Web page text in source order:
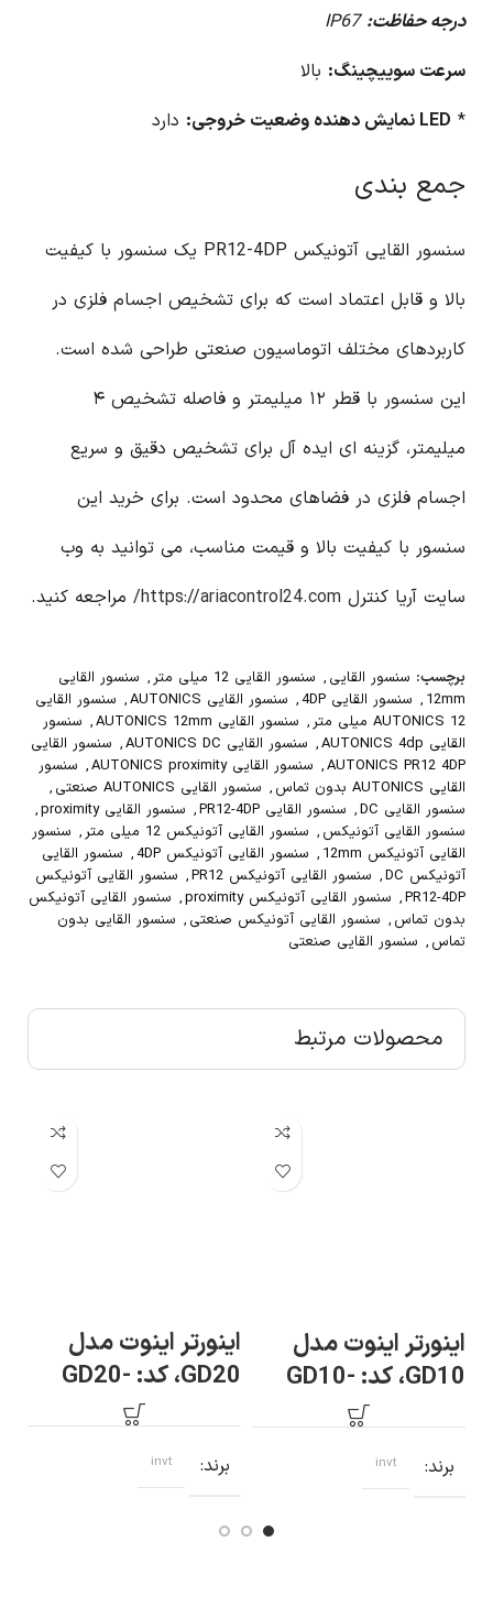
درجه حفاظت: IP67
سرعت سوییچینگ: بالا
* LED نمایش دهنده وضعیت خروجی: دارد
جمع بندی
سنسور القایی آتونیکس PR12-4DP یک سنسور با کیفیت
بالا و قابل اعتماد است که برای تشخیص اجسام فلزی در
کاربردهای مختلف اتوماسیون صنعتی طراحی شده است.
این سنسور با قطر ۱۲ میلیمتر و فاصله تشخیص ۴
میلیمتر، گزینه ای ایده آل برای تشخیص دقیق و سریع
اجسام فلزی در فضاهای محدود است. برای خرید این
سنسور با کیفیت بالا و قیمت مناسب، می توانید به وب
سایت آریا کنترل https://ariacontrol24.com/ مراجعه کنید.
برچسب: سنسور القایی , سنسور القایی 12 میلی متر , سنسور القایی
12mm
, سنسور القایی 4DP , سنسور القایی AUTONICS , سنسور القایی
AUTONICS 12 میلی متر
, سنسور القایی AUTONICS 12mm , سنسور
القایی AUTONICS 4dp
, سنسور القایی AUTONICS DC , سنسور القایی
AUTONICS PR12 4DP
, سنسور القایی AUTONICS proximity , سنسور
القایی AUTONICS بدون تماس
, سنسور القایی AUTONICS صنعتی
,
سنسور القایی DC
, سنسور القایی PR12-4DP , سنسور القایی proximity
,
سنسور القایی آتونیکس , سنسور القایی آتونیکس 12 میلی متر , سنسور
القایی آتونیکس 12mm
, سنسور القایی آتونیکس 4DP , سنسور القایی
آتونیکس DC
, سنسور القایی آتونیکس PR12 , سنسور القایی آتونیکس
PR12-4DP
, سنسور القایی آتونیکس proximity , سنسور القایی آتونیکس
بدون تماس , سنسور القایی آتونیکس صنعتی , سنسور القایی بدون
تماس , سنسور القایی صنعتی
محصولات مرتبط
اینورتر اینوت مدل
GD10، کد: GD10-
1R5G-4-B
برند invt
اینورتر اینوت مدل
GD20، کد: GD20-
0R4G-S2
برند invt